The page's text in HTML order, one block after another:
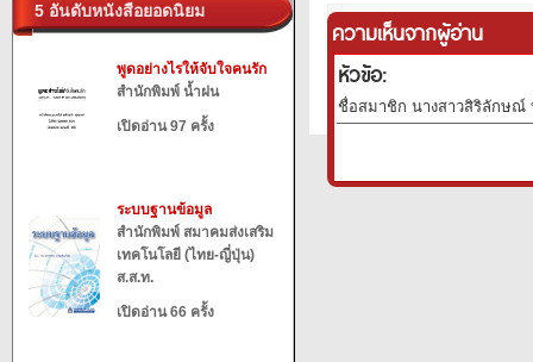
5 อันดับหนังสือยอดนิยม
พูดอย่างไรให้จับใจคนรัก
สำนักพิมพ์ น้ำฝน
เปิดอ่าน 97 ครั้ง
ระบบฐานข้อมูล
สำนักพิมพ์ สมาคมส่งเสริม
เทคโนโลยี (ไทย-ญี่ปุ่น)
ส.ส.ท.
เปิดอ่าน 66 ครั้ง
ความเห็นจากผู้อ่าน
หัวข้อ:
ชื่อสมาชิก นางสาวสิริลักษณ์